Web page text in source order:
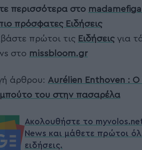
περισσότερα στο
πρόσφατες Ειδήσεις
πρώτοι τις Ειδήσειςγια
στο missbloom.gr
άρθρου: Aurélien Enthoven : Ο
του στην πασαρέλα
Ακολουθήστε το
News και μάθετε πρώτοι
ειδήσεις.